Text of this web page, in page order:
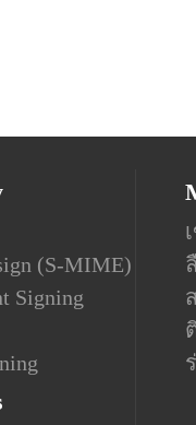
(S-MIME)
Signing